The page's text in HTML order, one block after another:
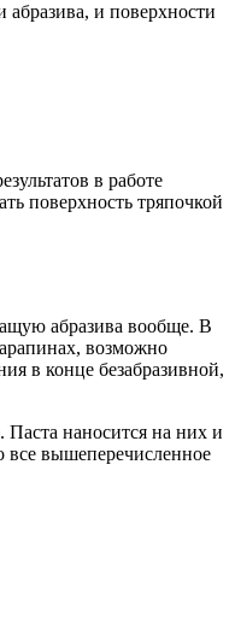
и поверхности
в работе
поверхность тряпочкой
абразива вообще. В
возможно
в конце безабразивной,
Паста наносится на них и
все вышеперечисленное